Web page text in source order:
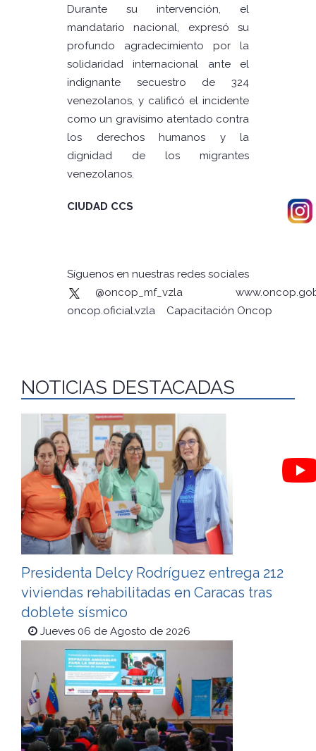
Durante su intervención, el
mandatario nacional, expresó su
profundo agradecimiento por la
solidaridad internacional ante el
indignante secuestro de 324
venezolanos, y calificó el incidente
como un gravísimo atentado contra
los derechos humanos y la
dignidad de los migrantes
venezolanos.
CIUDAD CCS
Síguenos en nuestras redes sociales
@oncop_mf_vzla
oncop.oficial.vzla
Capacitación Oncop
NOTICIAS DESTACADAS
Presidenta Delcy Rodríguez entrega 212
viviendas rehabilitadas en Caracas tras
doblete sísmico
Jueves 06 de Agosto de 2026